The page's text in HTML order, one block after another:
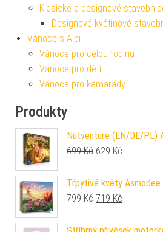
Klasické a designové
Designové květinové
Vánoce s Albi
Vánoce pro celou rodinu
Vánoce pro děti
Vánoce pro kamarády
Produkty
Nutventure (EN/DE/PL)
699Kč Původní cena
629 Kč
Třpytivé květy
799Kč Původní cena
719 Kč